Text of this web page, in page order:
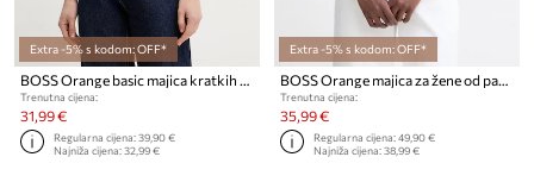
Extra -5% s kodom: OFF*
BOSS Orange basic majica kratkih rukava za žene od pamuka C Esogo 1
Trenutna cijena:
31,99 €
Regularna cijena:39,90 €
Najniža cijena:32,99 €
Extra -5% s kodom: OFF*
BOSS Orange majica za žene od pamuka C_Esogo_3
Trenutna cijena:
35,99 €
Regularna cijena:49,90 €
Najniža cijena:38,99 €